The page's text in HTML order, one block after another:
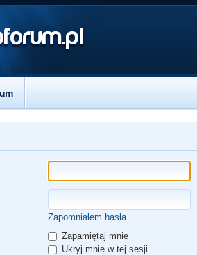
Zapomniałem hasła
Zapamiętaj mnie
Ukryj mnie w tej sesji